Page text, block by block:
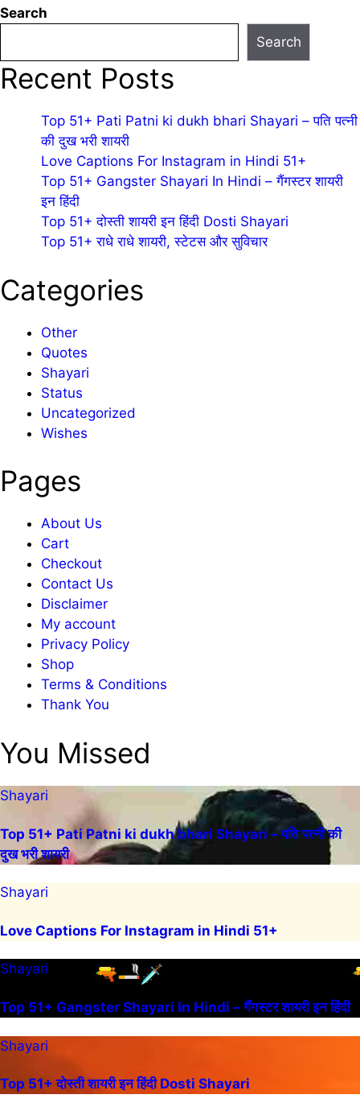
Search
Search
Recent Posts
Top 51+ Pati Patni ki dukh bhari Shayari – पति पत्नी
की दुख भरी शायरी
Love Captions For Instagram in Hindi 51+
Top 51+ Gangster Shayari In Hindi – गैंगस्टर शायरी
इन हिंदी
Top 51+ दोस्ती शायरी इन हिंदी Dosti Shayari
Top 51+ राधे राधे शायरी, स्टेटस और सुविचार
Categories
Other
Quotes
Shayari
Status
Uncategorized
Wishes
Pages
About Us
Cart
Checkout
Contact Us
Disclaimer
My account
Privacy Policy
Shop
Terms & Conditions
Thank You
You Missed
Shayari
Top 51+ Pati Patni ki dukh bhari Shayari – पति पत्नी की
दुख भरी शायरी
Shayari
Love Captions For Instagram in Hindi 51+
Shayari
Top 51+ Gangster Shayari In Hindi – गैंगस्टर शायरी इन हिंदी
Shayari
Top 51+ दोस्ती शायरी इन हिंदी Dosti Shayari